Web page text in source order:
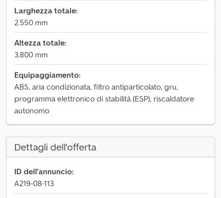
Larghezza totale:
2.550 mm
Altezza totale:
3.800 mm
Equipaggiamento:
ABS, aria condizionata, filtro antiparticolato, gru,
programma elettronico di stabilità (ESP), riscaldatore
autonomo
Dettagli dell'offerta
ID dell'annuncio:
A219-08-113